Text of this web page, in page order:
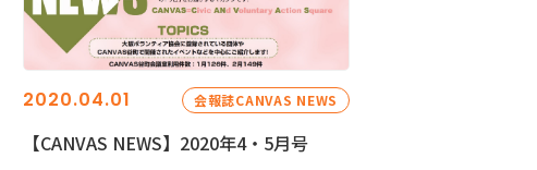
2020.04.01 会報誌CANVAS NEWS
【CANVAS NEWS】2020年4・5月号